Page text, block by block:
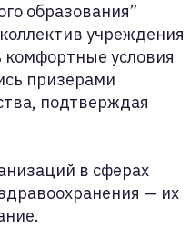
образования”
учреждения
условия
призёрами
подтверждая
в сферах
— их